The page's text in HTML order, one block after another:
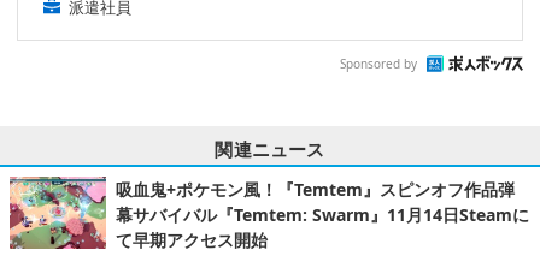
派遣社員
Sponsored by
関連ニュース
吸血鬼+ポケモン風！『Temtem』スピンオフ作品弾
幕サバイバル『Temtem: Swarm』11月14日Steamに
て早期アクセス開始